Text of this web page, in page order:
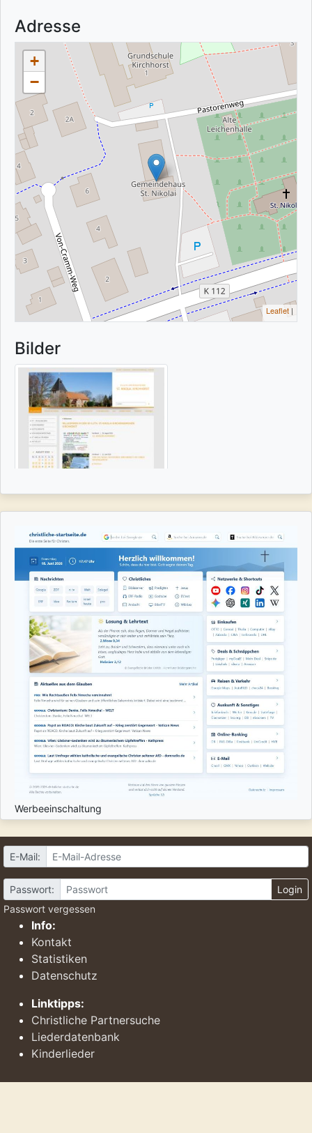
Adresse
+
−
Leaflet |
Bilder
Werbeeinschaltung
E-Mail:
Passwort:
Login
Passwort vergessen
Info:
Kontakt
Statistiken
Datenschutz
Linktipps:
Christliche Partnersuche
Liederdatenbank
Kinderlieder